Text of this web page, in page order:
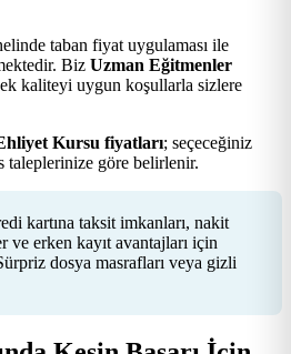
taban fiyat uygulaması ile
Biz Uzman Eğitmenler
kaliteyi uygun koşullarla sizlere
Kursu fiyatları; seçeceğiniz
taleplerinize göre belirlenir.
kartına taksit imkanları, nakit
ve erken kayıt avantajları için
dosya masrafları veya gizli